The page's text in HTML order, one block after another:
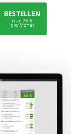
BESTELLEN
nur 25 €
pro Monat